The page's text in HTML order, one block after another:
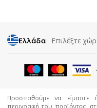
Ελλάδα Επιλέξτε
Προσπαθούμε να είμαστε